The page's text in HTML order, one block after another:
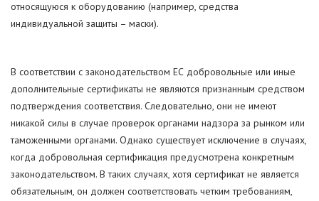
относящуюся к оборудованию (например, средства
индивидуальной защиты – маски).
В соответствии с законодательством ЕС добровольные или иные
дополнительные сертификаты не являются признанным средством
подтверждения соответствия. Следовательно, они не имеют
никакой силы в случае проверок органами надзора за рынком или
таможенными органами. Однако существует исключение в случаях,
когда добровольная сертификация предусмотрена конкретным
законодательством. В таких случаях, хотя сертификат не является
обязательным, он должен соответствовать четким требованиям,